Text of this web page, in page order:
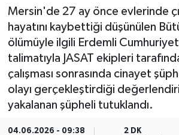
Mersin'de 27 ay önce evlerinde
hayatını kaybettiği düşünülen
ölümüyle ilgili Erdemli Cumhuriyet
talimatıyla JASAT ekipleri
çalışması sonrasında cinayet
olayı gerçekleştirdiği
yakalanan şüpheli tutuklandı.
04.06.2026 - 09:38 2 DK
GENEL
Güncel
HABERDE İNSAN
Haber Arşivi